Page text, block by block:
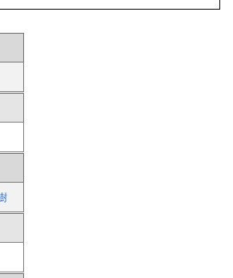
こうなるｗｗｗ
エ□い衣装を着てしまうｗｗｗ
んで100万回抜いてるｗｗｗｗｗｗｗ
□さが酒池肉林でヤバすぎる話題にｗｗｗ